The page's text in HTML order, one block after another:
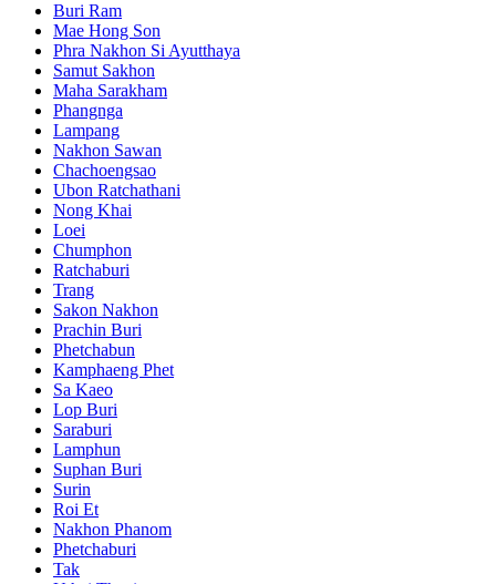
Buri Ram
Mae Hong Son
Phra Nakhon Si Ayutthaya
Samut Sakhon
Maha Sarakham
Phangnga
Lampang
Nakhon Sawan
Chachoengsao
Ubon Ratchathani
Nong Khai
Loei
Chumphon
Ratchaburi
Trang
Sakon Nakhon
Prachin Buri
Phetchabun
Kamphaeng Phet
Sa Kaeo
Lop Buri
Saraburi
Lamphun
Suphan Buri
Surin
Roi Et
Nakhon Phanom
Phetchaburi
Tak